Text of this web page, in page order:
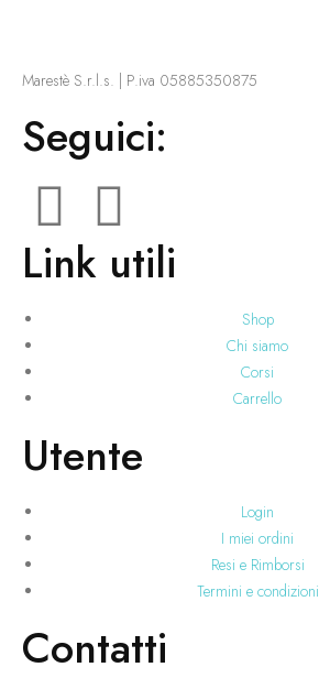
Marestè S.r.l.s. | P.iva 05885350875
Seguici:
Link utili
Shop
Chi siamo
Corsi
Carrello
Utente
Login
I miei ordini
Resi e Rimborsi
Termini e condizioni
Contatti